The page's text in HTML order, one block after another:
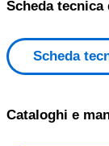
Scheda
Scheda
Cataloghi e